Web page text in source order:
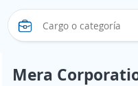
Mera